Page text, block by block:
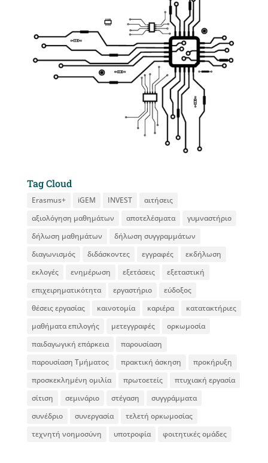
Tag Cloud
Erasmus+ iGEM INVEST
αιτήσεις
αξιολόγηση μαθημάτων
αποτελέσματα
γυμναστήριο
δήλωση μαθημάτων
δήλωση συγγραμμάτων
διαγωνισμός
διδάσκοντες εγγραφές
εκδήλωση
εκλογές
ενημέρωση εξετάσεις
εξεταστική
επιχειρηματικότητα
εργαστήριο
εύδοξος
θέσεις εργασίας
καινοτομία καριέρα
κατατακτήριες
μαθήματα επιλογής
μετεγγραφές
ορκωμοσία
παιδαγωγική επάρκεια
παρουσίαση
παρουσίαση Τμήματος
πρακτική άσκηση
προκήρυξη
προσκεκλημένη ομιλία
πρωτοετείς
πτυχιακή εργασία
σίτιση
σεμινάριο στέγαση
συγγράμματα
συνέδριο
συνεργασία
τελετή ορκωμοσίας
τεχνητή νοημοσύνη
υποτροφία φοιτητικές ομάδες